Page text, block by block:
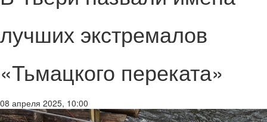
лучших экстремалов
«Тьмацкого переката»
08 апреля 2025, 10:00